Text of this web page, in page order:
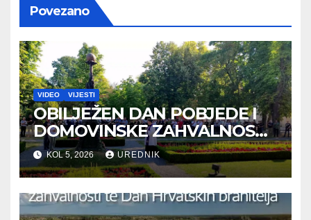
Povezano
VIDEO VIJESTI
OBILJEŽEN DAN POBJEDE I
DOMOVINSKE ZAHVALNOSTI
TE DAN HRVATSKIH
BRANITELJA
KOL 5, 2026 UREDNIK